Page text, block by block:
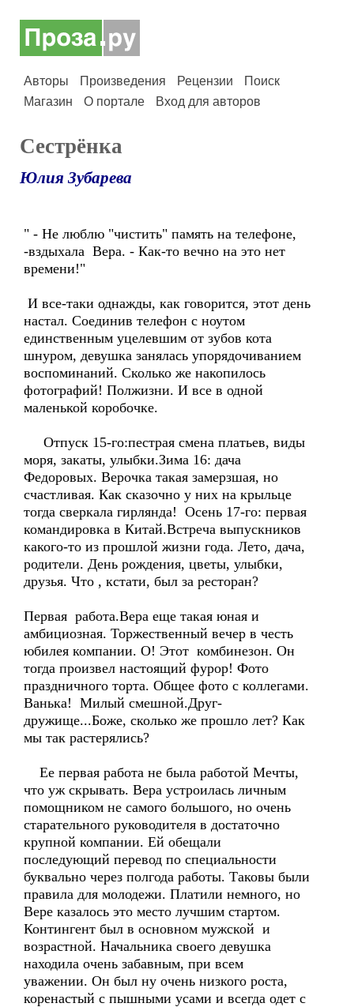
Авторы Произведения Рецензии
Поиск
Магазин
О портале Вход для авторов
Сестрёнка
Юлия Зубарева
" - Не люблю "чистить" память на телефоне,
-вздыхала Вера. - Как-то вечно на это нет
времени!"
И все-таки однажды, как говорится, этот день
настал. Соединив телефон с ноутом
единственным уцелевшим от зубов кота
шнуром, девушка занялась упорядочиванием
воспоминаний. Сколько же накопилось
фотографий! Полжизни. И все в одной
маленькой коробочке.
Отпуск 15-го:пестрая смена платьев, виды
моря, закаты, улыбки.Зима 16: дача
Федоровых. Верочка такая замерзшая, но
счастливая. Как сказочно у них на крыльце
тогда сверкала гирлянда! Осень 17-го: первая
командировка в Китай.Встреча выпускников
какого-то из прошлой жизни года. Лето, дача,
родители. День рождения, цветы, улыбки,
друзья. Что , кстати, был за ресторан?
Первая работа.Вера еще такая юная и
амбициозная. Торжественный вечер в честь
юбилея компании. О! Этот комбинезон. Он
тогда произвел настоящий фурор! Фото
праздничного торта. Общее фото с коллегами.
Ванька! Милый смешной.Друг-
дружище...Боже, сколько же прошло лет? Как
мы так растерялись?
Ее первая работа не была работой Мечты,
что уж скрывать. Вера устроилась личным
помощником не самого большого, но очень
старательного руководителя в достаточно
крупной компании. Ей обещали
последующий перевод по специальности
буквально через полгода работы. Таковы были
правила для молодежи. Платили немного, но
Вере казалось это место лучшим стартом.
Контингент был в основном мужской и
возрастной. Начальника своего девушка
находила очень забавным, при всем
уважении. Он был ну очень низкого роста,
коренастый с пышными усами и всегда одет с